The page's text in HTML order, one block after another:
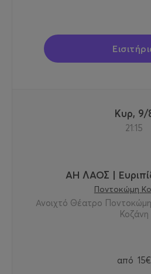
Κυρ, 9/
21:15
ΑΗ ΛΑΟΣ |
Ποντοκώμη
Ανοιχτό Θέατρο
Κοζάνη
από 15€